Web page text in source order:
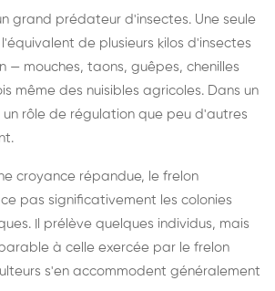
grand prédateur d'insectes. Une seule
de plusieurs kilos d'insectes
— mouches, taons, guêpes, chenilles
même des nuisibles agricoles. Dans un
un rôle de régulation que peu d'autres
croyance répandue, le frelon
pas significativement les colonies
Il prélève quelques individus, mais
à celle exercée par le frelon
s'en accommodent généralement